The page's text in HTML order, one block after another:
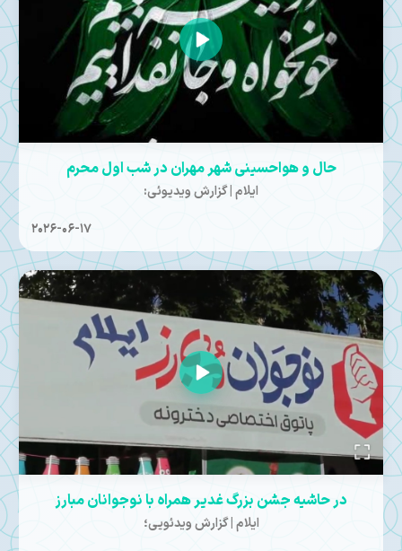
حال و هواحسینی شهر مهران در شب اول محرم
ایلام | گزارش ویدیوئی:
2026-06-17
در حاشیه جشن بزرگ غدیر همراه با نوجوانان مبارز
ایلام | گزارش ویدئویی؛